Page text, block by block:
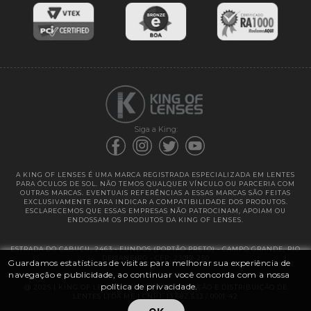
Guardamos estatísticas de visitas para melhorar sua experiência de
navegação e publicidade, ao continuar você concorda com a nossa
política de privacidade.
Entregas
Siga a King:
A KING OF LENSES É UMA MARCA REGISTRADA ESPECIALIZADA EM LENTES
PARA ÓCULOS DE SOL. NÃO TEMOS QUALQUER VÍNCULO OU PARCERIA COM
OUTRAS MARCAS. EVENTUAIS REFERÊNCIAS A ESSAS MARCAS SÃO FEITAS
EXCLUSIVAMENTE PARA INDICAR A COMPATIBILIDADE DOS PRODUTOS.
ESCLARECEMOS QUE ESSAS EMPRESAS NÃO PATROCINAM, APOIAM OU
ENDOSSAM OS PRODUTOS DA KING OF LENSES.
ESTRADA DO CABUÇU, 2463 - FUNDOS (PORTÃO PRETO) - CAMPO GRANDE, RIO
@ 2025 | KING OF LENSES - KING OF IMPORTAÇÃO E DISTRIBUIÇÃO DE